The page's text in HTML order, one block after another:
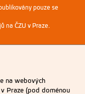
pouze se
na ČZU v Praze.
na webových
v Praze (pod doménou